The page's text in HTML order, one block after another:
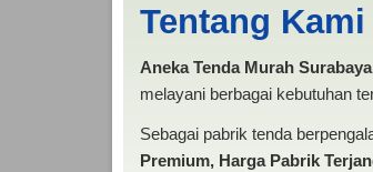
Tentang
Aneka Tenda Murah Surabaya
melayani berbagai kebutuhan
Sebagai pabrik tenda
Premium, Harga Pabrik